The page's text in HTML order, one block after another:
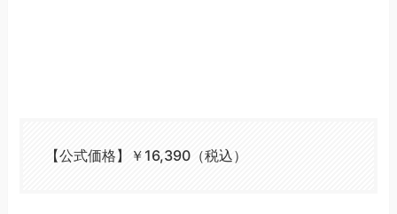
【公式価格】￥16,390（税込）